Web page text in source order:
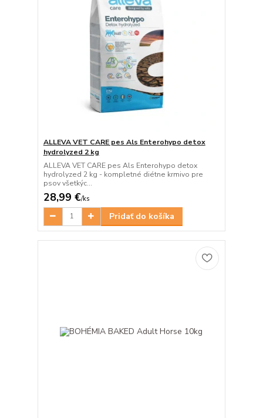
ALLEVA VET CARE pes Als Enterohypo detox
hydrolyzed 2 kg
ALLEVA VET CARE pes Als Enterohypo detox
hydrolyzed 2 kg - kompletné diétne krmivo pre
psov všetkýc...
28,99 €/ks
Pridať do košíka